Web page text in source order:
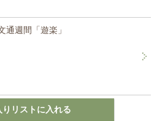
通週間「遊楽」